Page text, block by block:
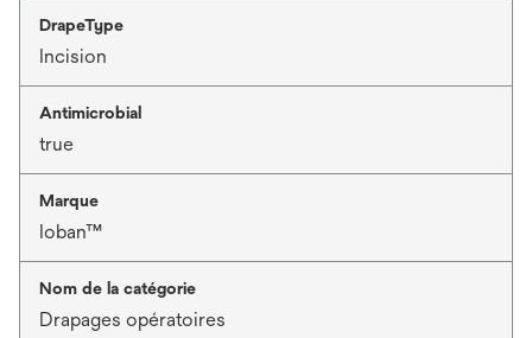
DrapeType
Incision
Antimicrobial
true
Marque
Ioban™
Nom de la catégorie
Drapages opératoires